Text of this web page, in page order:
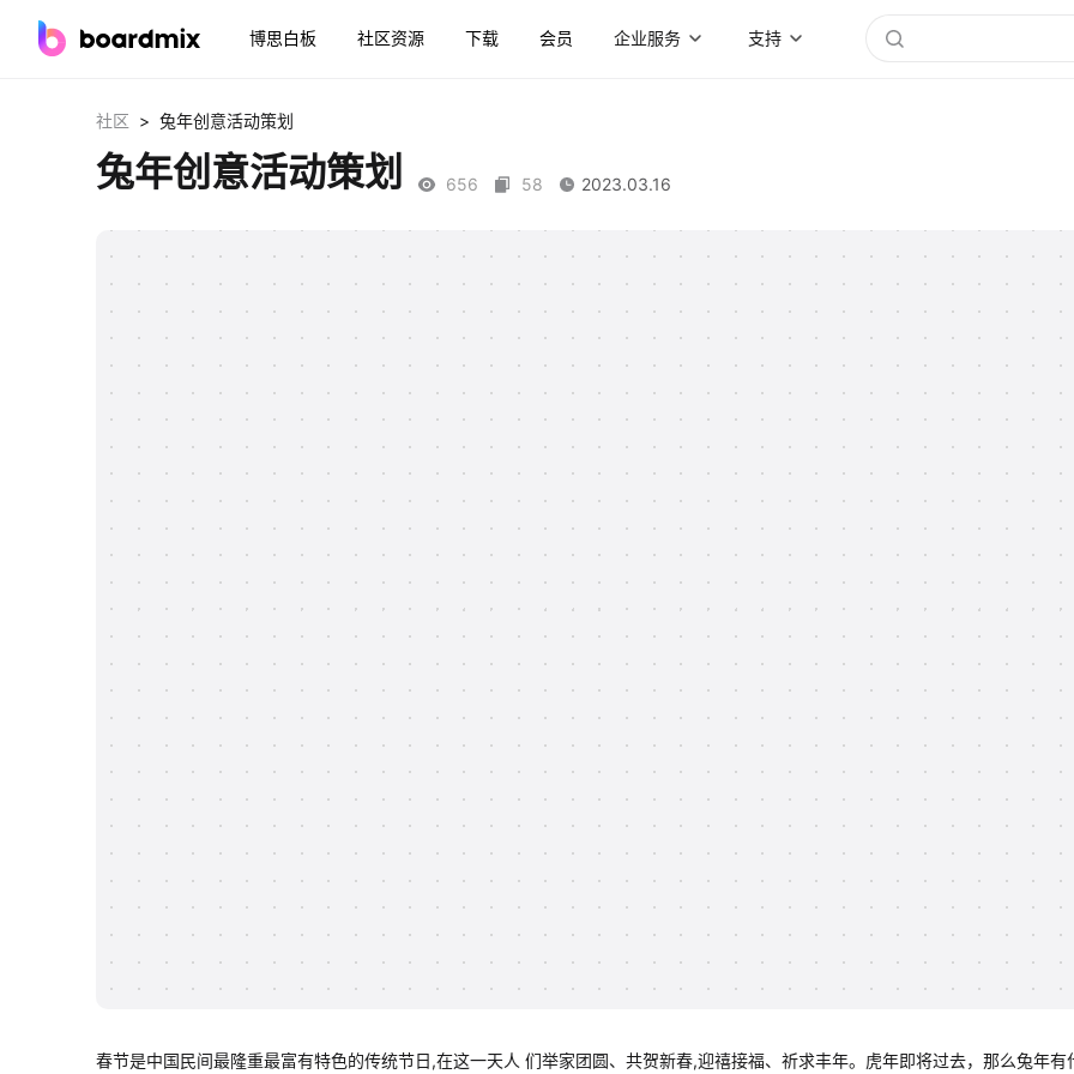
博思白板 社区资源 下载 会员 企业服务 支持
社区 > 兔年创意活动策划
兔年创意活动策划 656 58 2023.03.16
春节是中国民间最隆重最富有特色的传统节日,在这一天人 们举家团圆、共贺新春,迎禧接福、祈求丰年。虎年即将过去，那么兔年有